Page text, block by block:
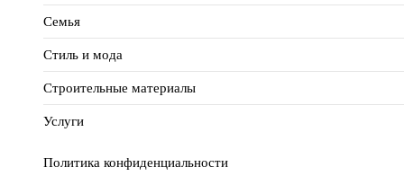
Семья
Стиль и мода
Строительные материалы
Услуги
Политика конфиденциальности